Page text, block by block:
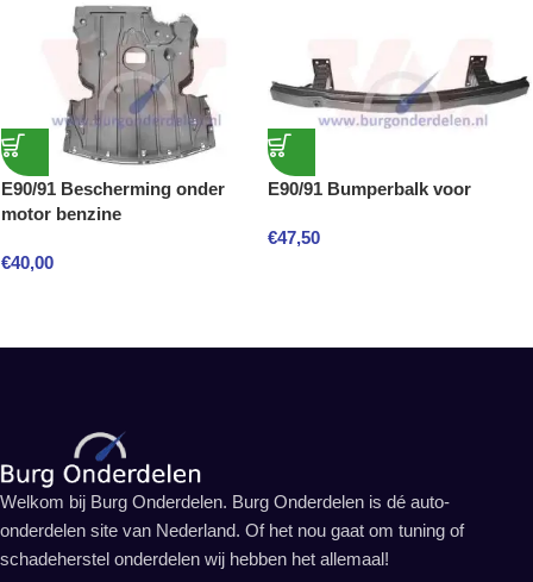
E90/91 Bescherming onder
motor benzine
€40,00
E90/91 Bumperbalk voor
€47,50
Welkom bij Burg Onderdelen. Burg Onderdelen is dé auto-
onderdelen site van Nederland. Of het nou gaat om tuning of
schadeherstel onderdelen wij hebben het allemaal!